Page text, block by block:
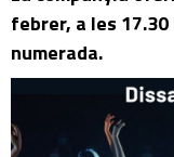
febrer, a les
numerada.